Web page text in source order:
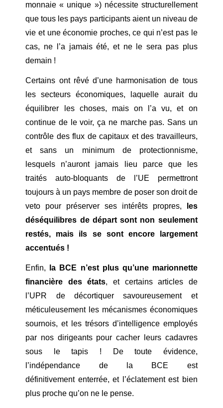
monnaie « unique ») nécessite structurellement
que tous les pays participants aient un niveau de
vie et une économie proches, ce qui n’est pas le
cas, ne l’a jamais été, et ne le sera pas plus
demain !
Certains ont rêvé d’une harmonisation de tous
les secteurs économiques, laquelle aurait du
équilibrer les choses, mais on l’a vu, et on
continue de le voir, ça ne marche pas. Sans un
contrôle des flux de capitaux et des travailleurs,
et sans un minimum de protectionnisme,
lesquels n’auront jamais lieu parce que les
traités auto-bloquants de l’UE permettront
toujours à un pays membre de poser son droit de
veto pour préserver ses intérêts propres,
les
déséquilibres de départ sont non seulement
restés, mais ils se sont encore largement
accentués !
Enfin,
la BCE n’est plus qu’une marionnette
financière des états, et certains articles de
l’UPR de décortiquer savoureusement et
méticuleusement les mécanismes économiques
sournois, et les trésors d’intelligence employés
par nos dirigeants pour cacher leurs cadavres
sous le tapis ! De toute évidence,
l’indépendance de la BCE est
définitivement enterrée, et l’éclatement est bien
plus proche qu’on ne le pense.